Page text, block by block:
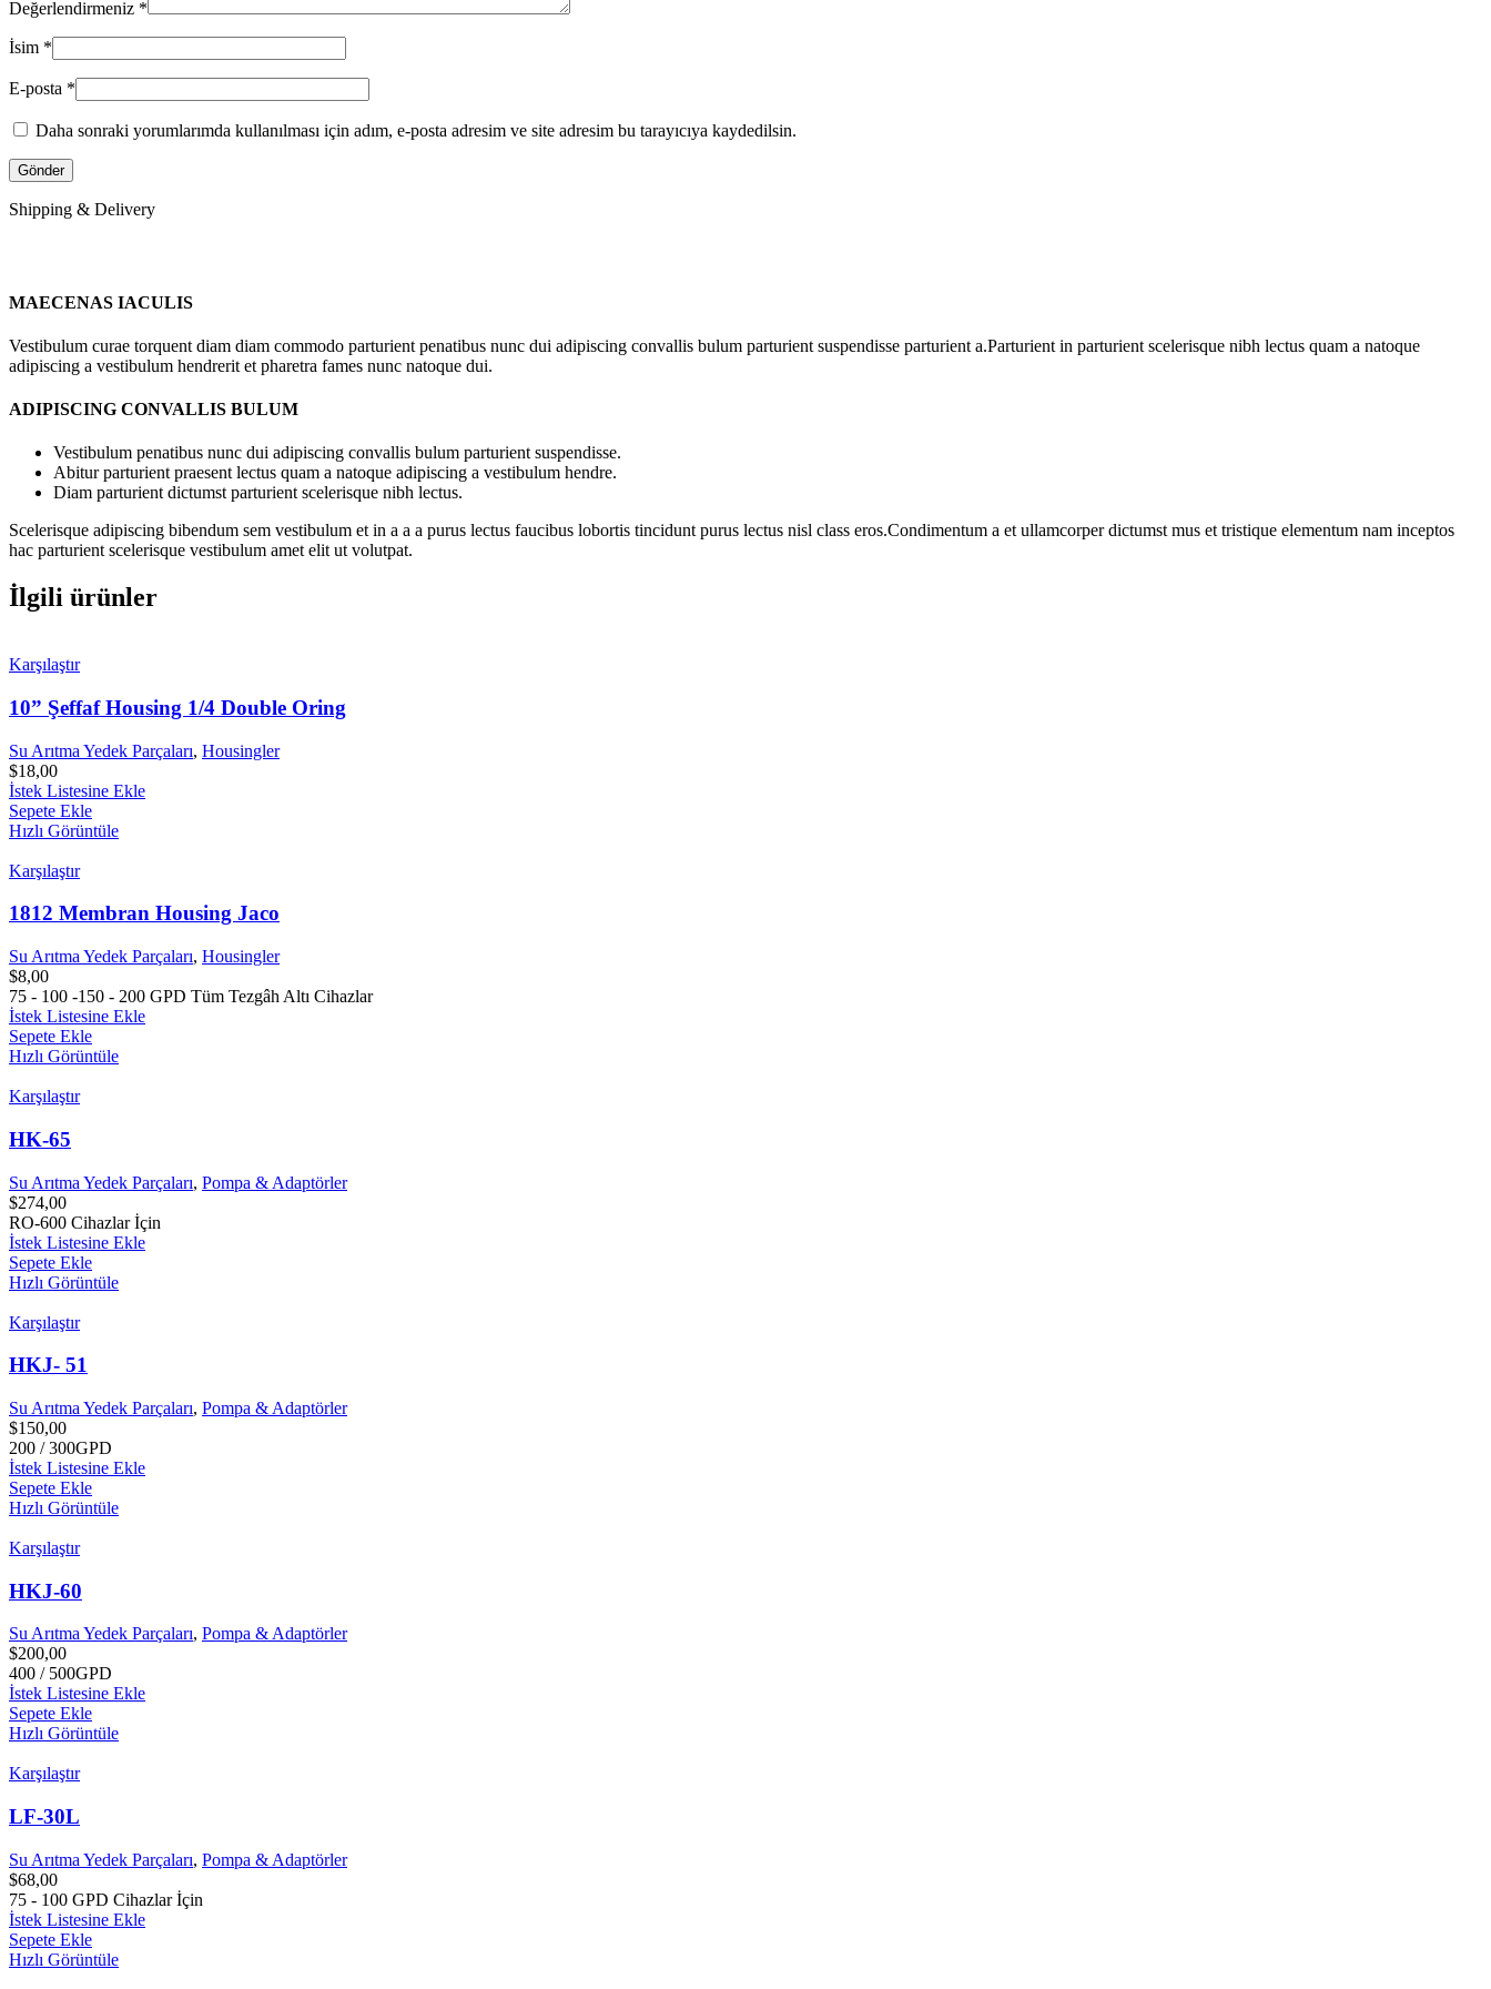
Değerlendirmeniz *
İsim *
E-posta *
Daha sonraki yorumlarımda kullanılması için adım, e-posta adresim ve site adresim bu tarayıcıya kaydedilsin.
Shipping & Delivery
MAECENAS IACULIS
Vestibulum curae torquent diam diam commodo parturient penatibus nunc dui adipiscing convallis bulum parturient suspendisse parturient a.Parturient in parturient scelerisque nibh lectus quam a natoque
adipiscing a vestibulum hendrerit et pharetra fames nunc natoque dui.
ADIPISCING CONVALLIS BULUM
Vestibulum penatibus nunc dui adipiscing convallis bulum parturient suspendisse.
Abitur parturient praesent lectus quam a natoque adipiscing a vestibulum hendre.
Diam parturient dictumst parturient scelerisque nibh lectus.
Scelerisque adipiscing bibendum sem vestibulum et in a a a purus lectus faucibus lobortis tincidunt purus lectus nisl class eros.Condimentum a et ullamcorper dictumst mus et tristique elementum nam inceptos
hac parturient scelerisque vestibulum amet elit ut volutpat.
İlgili ürünler
Karşılaştır
10” Şeffaf Housing 1/4 Double Oring
Su Arıtma Yedek Parçaları, Housingler
$18,00
İstek Listesine Ekle
Sepete Ekle
Hızlı Görüntüle
Karşılaştır
1812 Membran Housing Jaco
Su Arıtma Yedek Parçaları, Housingler
$8,00
75 - 100 -150 - 200 GPD Tüm Tezgâh Altı Cihazlar
İstek Listesine Ekle
Sepete Ekle
Hızlı Görüntüle
Karşılaştır
HK-65
Su Arıtma Yedek Parçaları, Pompa & Adaptörler
$274,00
RO-600 Cihazlar İçin
İstek Listesine Ekle
Sepete Ekle
Hızlı Görüntüle
Karşılaştır
HKJ- 51
Su Arıtma Yedek Parçaları, Pompa & Adaptörler
$150,00
200 / 300GPD
İstek Listesine Ekle
Sepete Ekle
Hızlı Görüntüle
Karşılaştır
HKJ-60
Su Arıtma Yedek Parçaları, Pompa & Adaptörler
$200,00
400 / 500GPD
İstek Listesine Ekle
Sepete Ekle
Hızlı Görüntüle
Karşılaştır
LF-30L
Su Arıtma Yedek Parçaları, Pompa & Adaptörler
$68,00
75 - 100 GPD Cihazlar İçin
İstek Listesine Ekle
Sepete Ekle
Hızlı Görüntüle